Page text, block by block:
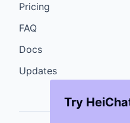
Try
Pricing
FAQ
Docs
Updates